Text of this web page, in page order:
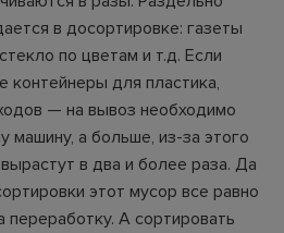
в досортировке: газеты
по цветам и т.д. Если
контейнеры для пластика,
— на вывоз необходимо
машину, а больше, из-за этого
в два и более раза. Да
этот мусор все равно
переработку. А сортировать